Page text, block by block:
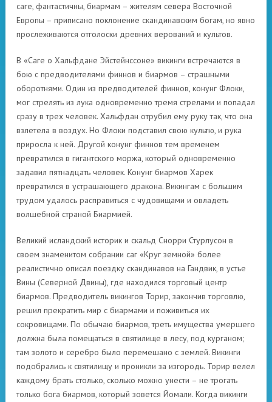
саге, фантастичны, биармам – жителям севера Восточной
Европы – приписано поклонение скандинавским богам, но явно
прослеживаются отголоски древних верований и культов.
В «Саге о Хальфдане Эйстейнссоне» викинги встречаются в
бою с предводителями финнов и биармов – страшными
оборотнями. Один из предводителей финнов, конунг Флоки,
мог стрелять из лука одновременно тремя стрелами и попадал
сразу в трех человек. Хальфдан отрубил ему руку так, что она
взлетела в воздух. Но Флоки подставил свою культю, и рука
приросла к ней. Другой конунг финнов тем временем
превратился в гигантского моржа, который одновременно
задавил пятнадцать человек. Конунг биармов Харек
превратился в устрашающего дракона. Викингам с большим
трудом удалось расправиться с чудовищами и овладеть
волшебной страной Биармией.
Великий исландский историк и скальд Снорри Стурлусон в
своем знаменитом собрании саг «Круг земной» более
реалистично описал поездку скандинавов на Гандвик, в устье
Вины (Северной Двины), где находился торговый центр
биармов. Предводитель викингов Торир, закончив торговлю,
решил прекратить мир с биармами и поживиться их
сокровищами. По обычаю биармов, треть имущества умершего
должна была помещаться в святилище в лесу, под курганом;
там золото и серебро было перемешано с землей. Викинги
подобрались к святилищу и проникли за изгородь. Торир велел
каждому брать столько, сколько можно унести – не трогать
только бога биармов, который зовется Йомали. Когда викинги